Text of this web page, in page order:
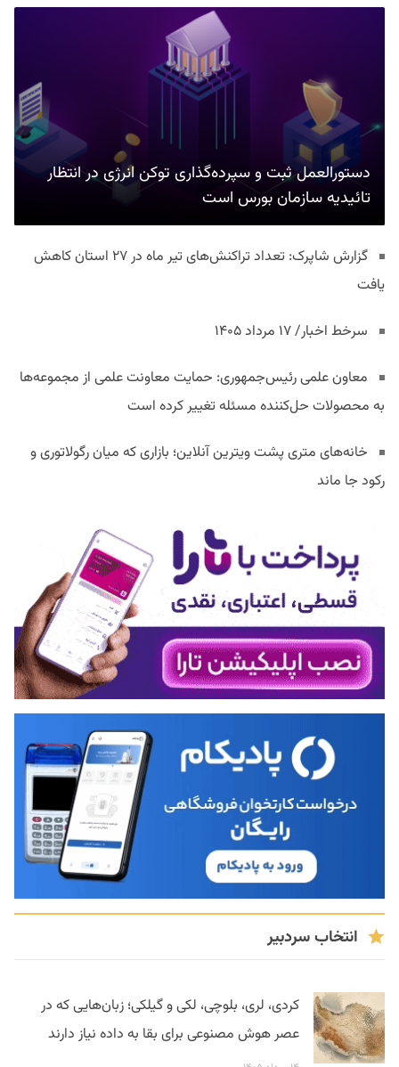
دستورالعمل ثبت و سپرده‌گذاری توکن انرژی در انتظار
تائیدیه سازمان بورس است
گزارش شاپرک: تعداد تراکنش‌های تیر ماه در ۲۷ استان‌ کاهش
یافت
سرخط اخبار/ ۱۷ مرداد ۱۴۰۵
معاون علمی رئیس‌جمهوری: حمایت معاونت علمی از مجموعه‌ها
به محصولات حل‌کننده مسئله تغییر کرده است
خانه‌های متری پشت ویترین آنلاین؛ بازاری که میان رگولاتوری و
رکود جا ماند
انتخاب سردبیر
کردی، لری، بلوچی، لکی و گیلکی؛ زبان‌هایی که در
عصر هوش مصنوعی برای بقا به داده نیاز دارند